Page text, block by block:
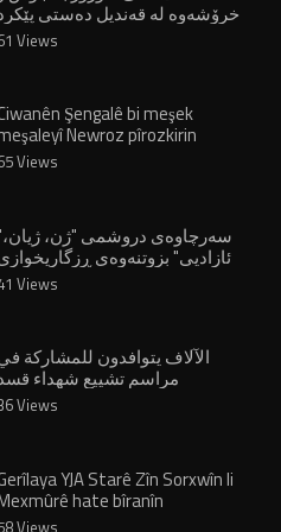
خرۆشەوە لە قەندیل دەستی
Views
Şengalê bi meşek
Newroz pîrozkirin
Views
ئازادیی" بزوتنەوەی
کوردە"
Views
الآلاف يتوافدون للمشاركة
مراسم تشييع شهداء
Views
YJA Starê Zîn Sorxwîn li
hate bîranîn